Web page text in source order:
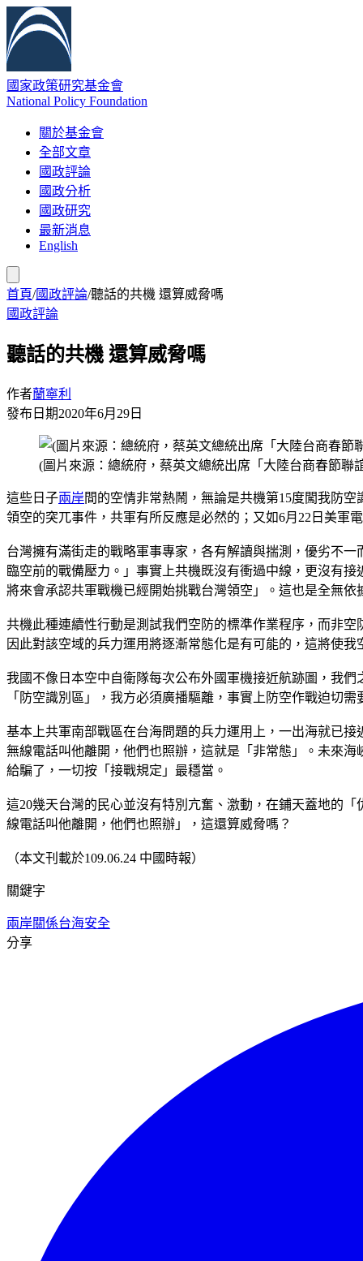
國家政策研究基金會
National Policy Foundation
關於基金會
全部文章
國政評論
國政分析
國政研究
最新消息
English
首頁/國政評論/聽話的共機 還算威脅嗎
國政評論
聽話的共機 還算威脅嗎
作者蘭寧利
發布日期2020年6月29日
(圖片來源：總統府，蔡英文總統出席「大陸台商春節聯
這些日子兩岸間的空情非常熱鬧，無論是共機第15度闖我防
領空的突兀事件，共軍有所反應是必然的；又如6月22日美軍
台灣擁有滿街走的戰略軍事專家，各有解讀與揣測，優劣不
臨空前的戰備壓力。」事實上共機既沒有衝過中線，更沒有
將來會承認共軍戰機已經開始挑戰台灣領空」。這也是全無依
共機此種連續性行動是測試我們空防的標準作業程序，而非
因此對該空域的兵力運用將逐漸常態化是有可能的，這將使我
我國不像日本空中自衛隊每次公布外國軍機接近航跡圖，我
「防空識別區」，我方必須廣播驅離，事實上防空作戰迫切
基本上共軍南部戰區在台海問題的兵力運用上，一出海就已
無線電話叫他離開，他們也照辦，這就是「非常態」。未來
給騙了，一切按「接戰規定」最穩當。
這20幾天台灣的民心並沒有特別亢奮、激動，在鋪天蓋地的
線電話叫他離開，他們也照辦」，這還算威脅嗎？
（本文刊載於109.06.24 中國時報）
關鍵字
兩岸關係台海安全
分享